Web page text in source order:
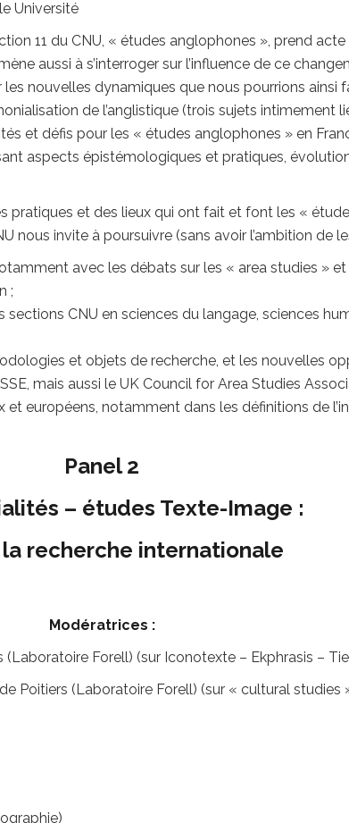
Université
11 du CNU, « études anglophones », prend
aussi à s’interroger sur l’influence de ce
nouvelles dynamiques que nous pourrions
de l’anglistique (trois sujets intimement
et défis pour les « études anglophones » en
aspects épistémologiques et pratiques,
pratiques et des lieux qui ont fait et font les «
invite à poursuivre (sans avoir l’ambition de
avec les débats sur les « area studies »
;
sections CNU en sciences du langage, sciences
et objets de recherche, et les nouvelles
mais aussi le UK Council for Area Studies
européens, notamment dans les définitions de
Panel 2
– études Texte-Image :
recherche internationale
Modératrices :
(Laboratoire Forell) (sur Iconotexte – Ekphrasis –
Poitiers (Laboratoire Forell) (sur « cultural